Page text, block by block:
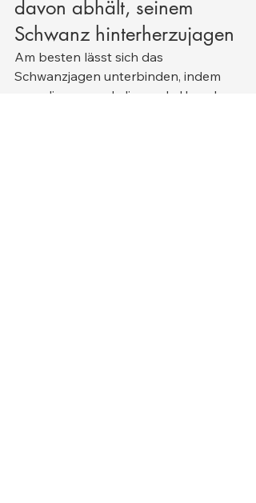
davon abhält, seinem
Schwanz hinterherzujagen
Am besten lässt sich das
Schwanzjagen unterbinden, indem
man die zugrunde liegende Ursache